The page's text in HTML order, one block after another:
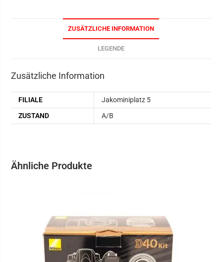
ZUSÄTZLICHE INFORMATION
LEGENDE
Zusätzliche Information
FILIALE
Jakominiplatz 5
ZUSTAND
A/B
Ähnliche Produkte